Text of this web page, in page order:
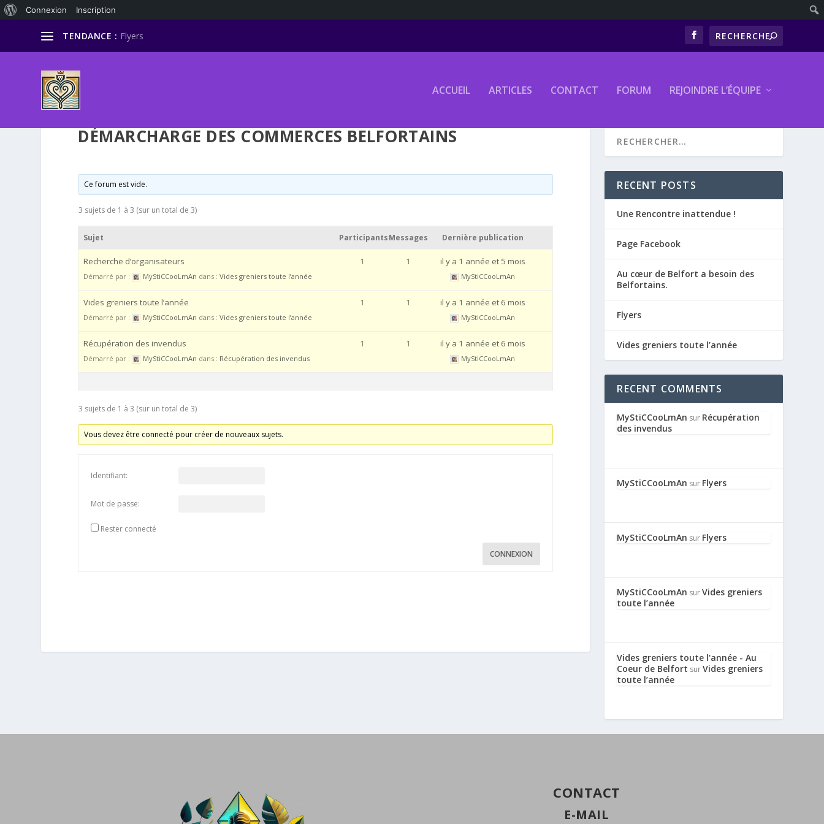
TENDANCE : Flyers
ACCUEIL ARTICLES CONTACT FORUM REJOINDRE L’ÉQUIPE
DÉMARCHARGE DES COMMERCES BELFORTAINS
Ce forum est vide.
3 sujets de 1 à 3 (sur un total de 3)
Sujet ParticipantsMessages Dernière publication
Recherche d’organisateurs
Démarré par : MyStiCCooLmAn dans :Vides greniers toute l’année
1 1 il y a 1 année et 5 mois
MyStiCCooLmAn
Vides greniers toute l’année
Démarré par : MyStiCCooLmAn dans :Vides greniers toute l’année
1 1 il y a 1 année et 6 mois
MyStiCCooLmAn
Récupération des invendus
Démarré par : MyStiCCooLmAn dans : Récupération des invendus
1 1 il y a 1 année et 6 mois
MyStiCCooLmAn
3 sujets de 1 à 3 (sur un total de 3)
Vous devez être connecté pour créer de nouveaux sujets.
Identifiant:
Mot de passe:
Rester connecté
CONNEXION
RECENT POSTS
Une Rencontre inattendue !
Page Facebook
Au cœur de Belfort a besoin des
Belfortains.
Flyers
Vides greniers toute l’année
RECENT COMMENTS
MyStiCCooLmAn sur Récupération
des invendus
MyStiCCooLmAn sur Flyers
MyStiCCooLmAn sur Flyers
MyStiCCooLmAn surVides greniers
toute l’année
Vides greniers toute l'année - Au
Coeur de Belfort surVides greniers
toute l’année
CONTACT
E-MAIL
Connexion Inscription